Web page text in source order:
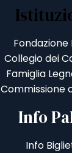
Fondazione
Collegio dei
Famiglia
Commissione
Info
Info